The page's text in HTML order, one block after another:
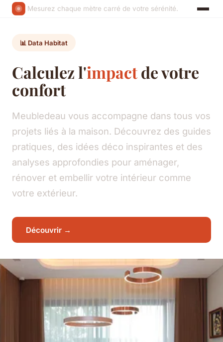
Mesurez chaque mètre carré de votre sérénité.
📊 Data Habitat
Calculez l'impactde votre
confort
Meubledeau vous accompagne dans tous vos
projets liés à la maison. Découvrez des guides
pratiques, des idées déco inspirantes et des
analyses approfondies pour aménager,
rénover et embellir votre intérieur comme
votre extérieur.
Découvrir →